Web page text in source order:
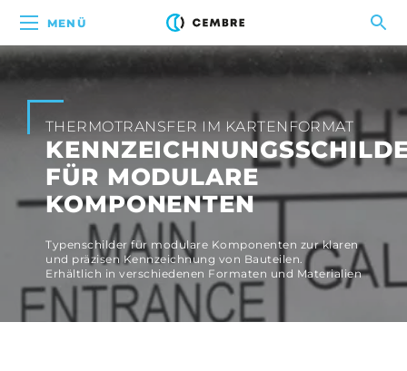
MENÜ
THERMOTRANSFER IM KARTENFORMAT
FÜR MODULARE
KOMPONENTEN
Typenschilder für modulare Komponenten zur klaren
und präzisen Kennzeichnung von Bauteilen.
Erhältlich in verschiedenen Formaten und Materialien